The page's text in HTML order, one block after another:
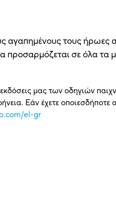
αγαπημένους τους
προσαρμόζεται σε όλα
μας των οδηγιών
Εάν έχετε οποιεσδήποτε
el-gr